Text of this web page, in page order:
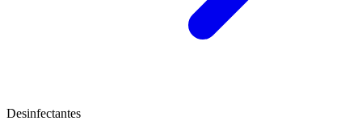
Desinfectantes